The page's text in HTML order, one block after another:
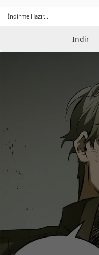
İndirme Hazır...
İndir